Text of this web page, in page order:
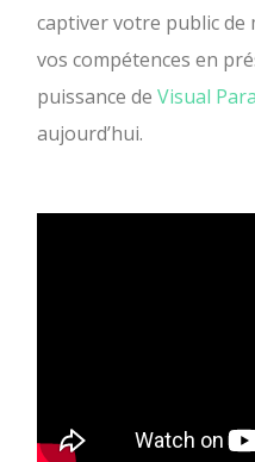
captiver votre public de
vos compétences en
puissance deVisual
aujourd’hui.